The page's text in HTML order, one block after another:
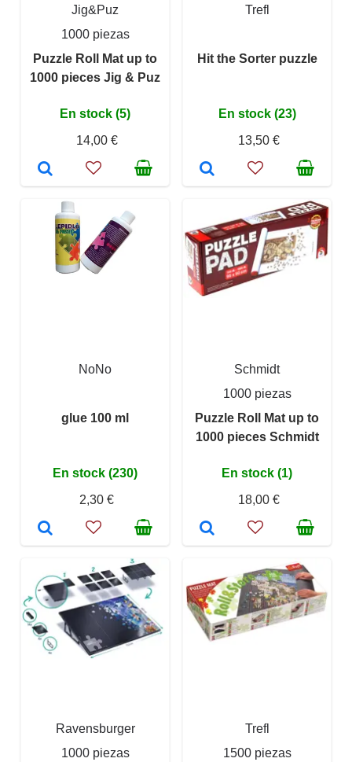
Jig&Puz
1000 piezas
Puzzle Roll Mat up to
1000 pieces Jig & Puz
En stock (5)
14,00 €
Trefl
Hit the Sorter puzzle
En stock (23)
13,50 €
NoNo
glue 100 ml
En stock (230)
2,30 €
Schmidt
1000 piezas
Puzzle Roll Mat up to
1000 pieces Schmidt
En stock (1)
18,00 €
Ravensburger
1000 piezas
Trefl
1500 piezas